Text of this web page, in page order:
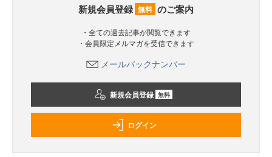
新規会員登録 無料 のご案内
・全ての過去記事が閲覧できます
・会員限定メルマガを受信できます
メールバックナンバー
新規会員登録 無料
ログイン